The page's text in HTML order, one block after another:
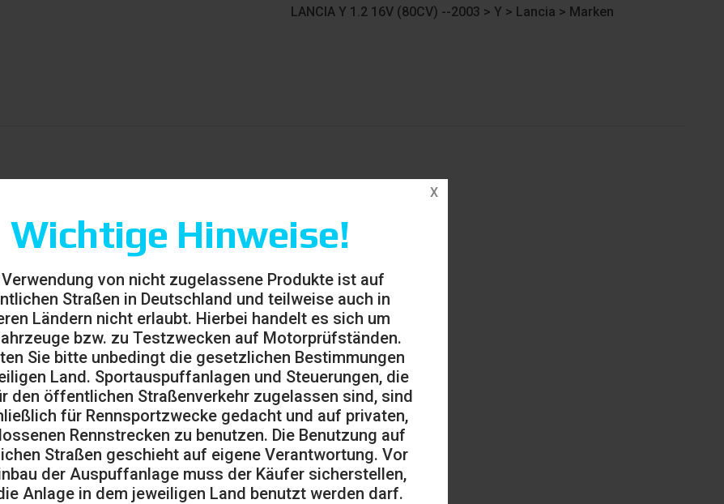
Wichtige Hinweise!
Verwendung von nicht zugelassene Produkte ist auf
Straßen in Deutschland und teilweise auch in
Ländern nicht erlaubt. Hierbei handelt es sich um
bzw. zu Testzwecken auf Motorprüfständen.
Sie bitte unbedingt die gesetzlichen Bestimmungen
Land. Sportauspuffanlagen und Steuerungen, die
den öffentlichen Straßenverkehr zugelassen sind, sind
für Rennsportzwecke gedacht und auf privaten,
Rennstrecken zu benutzen. Die Benutzung auf
Straßen geschieht auf eigene Verantwortung. Vor
der Auspuffanlage muss der Käufer sicherstellen,
Anlage in dem jeweiligen Land benutzt werden darf.
LANCIA Y 1.2 16V (80CV) --2003 > Y > Lancia > Marken